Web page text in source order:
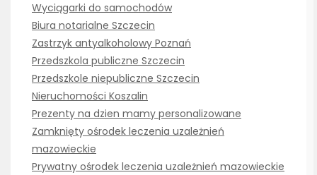
Wyciągarki do samochodów
Biura notarialne Szczecin
Zastrzyk antyalkoholowy Poznań
Przedszkola publiczne Szczecin
Przedszkole niepubliczne Szczecin
Nieruchomości Koszalin
Prezenty na dzien mamy personalizowane
Zamknięty ośrodek leczenia uzależnień
mazowieckie
Prywatny ośrodek leczenia uzależnień mazowieckie